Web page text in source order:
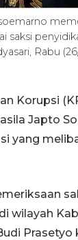
saksi
Rabu
Korupsi
Japto
yang
wilayah